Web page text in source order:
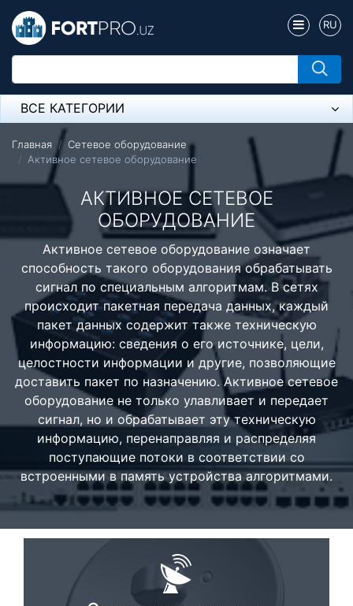
RU
ВСЕ КАТЕГОРИИ
Микрофон
Напольные розетки
Оборудование Mikrotik
Пылесос
Спикерфон
Модемы ADSL, Wan/Lan Роутеры, Wi-Fi
IP Телефония
Стереосистемы
Серверное оборудование
UPS Источники бесперебойного питания
Мышки и Клавиатуры
Наушники
Сетевое оборудование
Видеоконференцсвязь
Главная
Сетевое оборудование
Активное сетевое оборудование
АКТИВНОЕ СЕТЕВОЕ
ОБОРУДОВАНИЕ
Активное сетевое оборудование означает
способность такого оборудования обрабатывать
сигнал по специальным алгоритмам. В сетях
происходит пакетная передача данных, каждый
пакет данных содержит также техническую
информацию: сведения о его источнике, цели,
целостности информации и другие, позволяющие
доставить пакет по назначению. Активное сетевое
оборудование не только улавливает и передает
сигнал, но и обрабатывает эту техническую
информацию, перенаправляя и распределяя
поступающие потоки в соответствии со
встроенными в память устройства алгоритмами.